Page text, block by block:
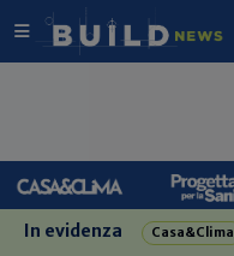
In evidenza Casa&Clima